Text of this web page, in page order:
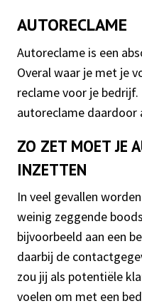
AUTORECLAME
Autoreclame is een
Overal waar je met je
reclame voor je
autoreclame
ZO ZET MOET JE
INZETTEN
In veel gevallen
weinig zeggende
bijvoorbeeld aan een
daarbij de
zou jij als potentiële
voelen om met een